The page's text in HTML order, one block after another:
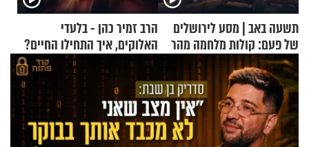
תשעה באב | מסע לירושלים
של פעם: קולות מלחמה מהר
הזיתים
הרב זמיר כהן - בלעדי
האלוקים, איך התחילו החיים?